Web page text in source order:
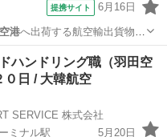
提携サイト 6月16日
港へ出荷する航空輸出貨物の
ハンドリング職（羽田空
０日 / 大韓航空
SERVICE 株式会社
ミナル駅
5月20日